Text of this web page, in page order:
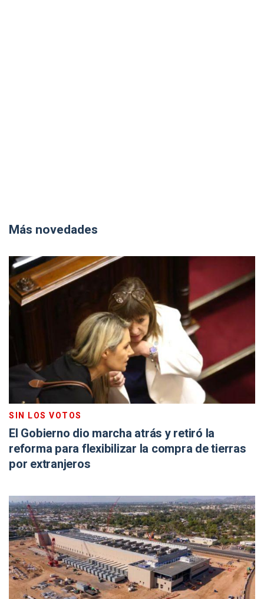
Más novedades
SIN LOS VOTOS
El Gobierno dio marcha atrás y retiró la
reforma para flexibilizar la compra de tierras
por extranjeros